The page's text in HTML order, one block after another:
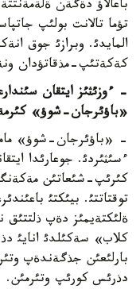
باعالاؤ دةگةن
تؤما تالانت بولئپ
المايدئ. وبرازئ جوق
كةكةتئپ-مذقاتؤدان
- ءوزئثئز ايتقان
«باؤئرجان-شوؤ»
- «باؤئرجان-شوؤ»
ءسئثئردئ. جوعارئدا
كئرئپ-شئعاتئن
توقتاتتئ. بيئكتئ
ةلئكتةيمئز دةپ
كلاب» سةكئلدئ انايئ
بارلئعئن جذگةندةپ
دذرئس كورئپ وتئرمئن.